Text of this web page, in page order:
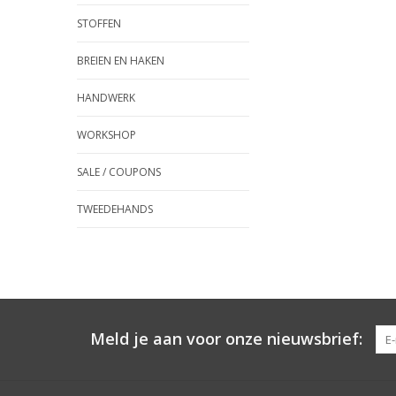
STOFFEN
BREIEN EN HAKEN
HANDWERK
WORKSHOP
SALE / COUPONS
TWEEDEHANDS
Meld je aan voor onze nieuwsbrief: